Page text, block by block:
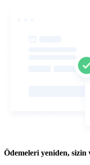
Ödemeleri yeniden,